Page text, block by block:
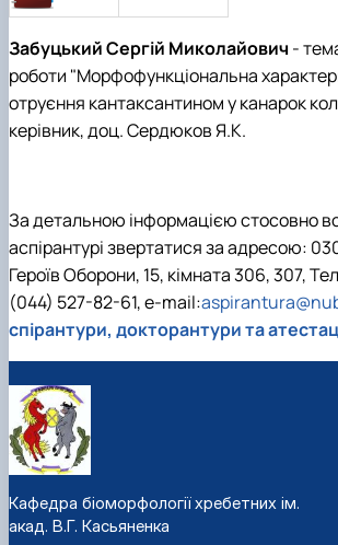
Забуцький Сергій Миколайович-
роботи "Морфофункціональна
отруєння кантаксантином у канарок
керівник, доц. Сердюков Я.К.
За детальною інформацією стосовно
аспірантурі звертатися за адресою:
Героїв Оборони, 15, кімната 306, 307,
(044) 527-82-61, e-mail:
спірантури, докторантури та
Кафедра біоморфології хребетних ім.
акад. В.Г. Касьяненка